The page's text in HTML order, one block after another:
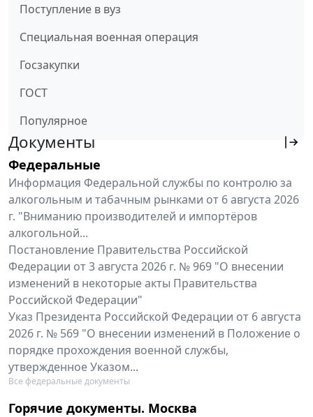
Поступление в вуз
Специальная военная операция
Госзакупки
ГОСТ
Популярное
Документы
Федеральные
Информация Федеральной службы по контролю за
алкогольным и табачным рынками от 6 августа 2026
г. "Вниманию производителей и импортёров
алкогольной...
Постановление Правительства Российской
Федерации от 3 августа 2026 г. № 969 "О внесении
изменений в некоторые акты Правительства
Российской Федерации"
Указ Президента Российской Федерации от 6 августа
2026 г. № 569 "О внесении изменений в Положение о
порядке прохождения военной службы,
утвержденное Указом...
Все федеральные документы
Горячие документы. Москва